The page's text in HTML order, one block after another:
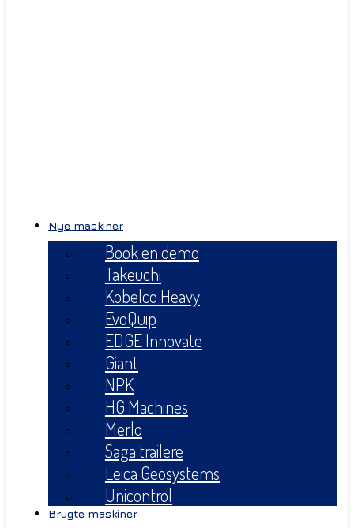
Nye maskiner
Book en demo
Takeuchi
Kobelco Heavy
EvoQuip
EDGE Innovate
Giant
NPK
HG Machines
Merlo
Saga trailere
Leica Geosystems
Unicontrol
Brugte maskiner